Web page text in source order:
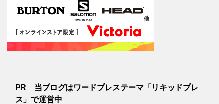
PR 当ブログはワードプレステーマ「リキッドプレ
ス」で運営中